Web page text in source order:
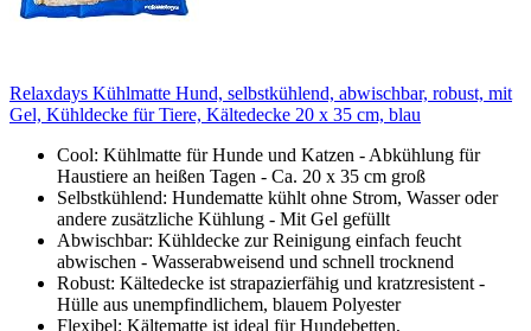
Relaxdays Kühlmatte Hund, selbstkühlend, abwischbar, robust, mit
Gel, Kühldecke für Tiere, Kältedecke 20 x 35 cm, blau
Cool: Kühlmatte für Hunde und Katzen - Abkühlung für
Haustiere an heißen Tagen - Ca. 20 x 35 cm groß
Selbstkühlend: Hundematte kühlt ohne Strom, Wasser oder
andere zusätzliche Kühlung - Mit Gel gefüllt
Abwischbar: Kühldecke zur Reinigung einfach feucht
abwischen - Wasserabweisend und schnell trocknend
Robust: Kältedecke ist strapazierfähig und kratzresistent -
Hülle aus unempfindlichem, blauem Polyester
Flexibel: Kältematte ist ideal für Hundebetten,